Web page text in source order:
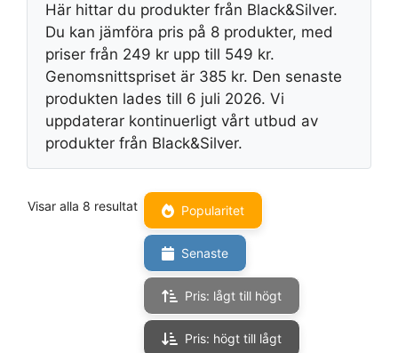
Här hittar du produkter från Black&Silver.
Du kan jämföra pris på 8 produkter, med
priser från 249 kr upp till 549 kr.
Genomsnittspriset är 385 kr. Den senaste
produkten lades till 6 juli 2026. Vi
uppdaterar kontinuerligt vårt utbud av
produkter från Black&Silver.
Visar alla 8 resultat Popularitet
Senaste
Pris: lågt till högt
Pris: högt till lågt